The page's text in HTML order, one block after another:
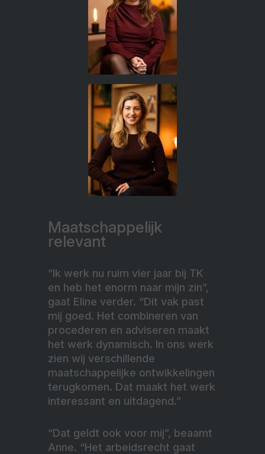
Maatschappelijk
relevant
“Ik werk nu ruim vier jaar bij TK
en heb het enorm naar mijn zin”,
gaat Eline verder. “Dit vak past
mij goed. Het combineren van
procederen en adviseren maakt
het werk dynamisch. In ons werk
zien wij verschillende
maatschappelijke ontwikkelingen
terugkomen. Dat maakt het werk
interessant en uitdagend.”
“Dat geldt ook voor mij”, beaamt
Anne. “Het arbeidsrecht gaat